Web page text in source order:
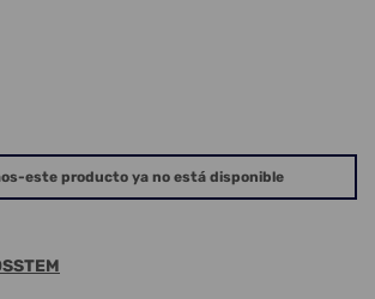
este producto ya no está disponible